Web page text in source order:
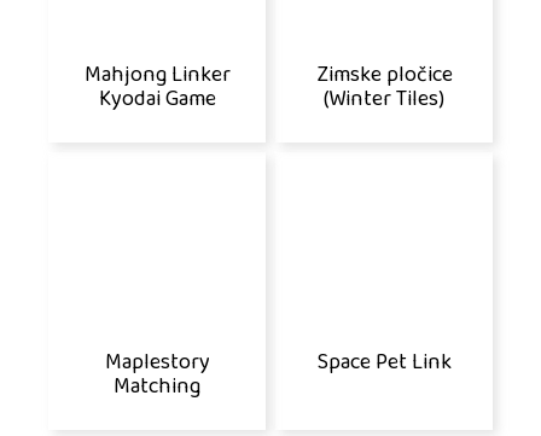
Mahjong Linker
Kyodai Game
Zimske pločice
(Winter Tiles)
Maplestory
Matching
Space Pet Link